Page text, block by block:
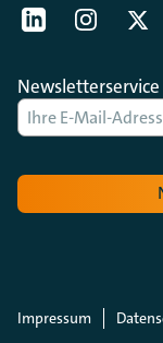
[Der ZDH in den
LinkedIninstagram
Newsletterservice
Impressum